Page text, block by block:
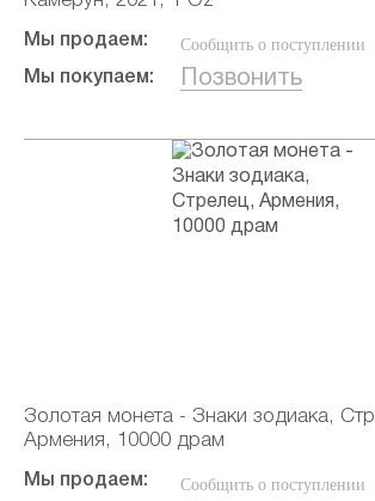
Мы продаем: Сообщить о поступлении
Мы покупаем: Позвонить
Золотая монета - Знаки зодиака,
Армения, 10000 драм
Мы продаем: Сообщить о поступлении